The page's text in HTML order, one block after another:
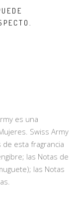
es una
Swiss Army
esta fragrancia
las Notas de
las Notas